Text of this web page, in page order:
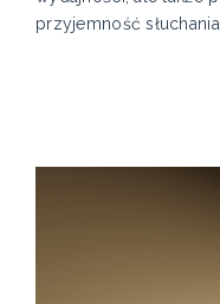
przyjemność słuchania.